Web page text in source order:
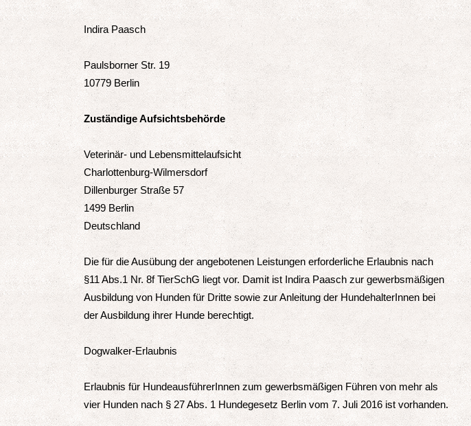
Indira Paasch
Paulsborner Str. 19
10779 Berlin
Zuständige Aufsichtsbehörde
Veterinär- und Lebensmittelaufsicht
Charlottenburg-Wilmersdorf
Dillenburger Straße 57
1499 Berlin
Deutschland
Die für die Ausübung der angebotenen Leistungen erforderliche Erlaubnis nach
§11 Abs.1 Nr. 8f TierSchG liegt vor. Damit ist Indira Paasch zur gewerbsmäßigen
Ausbildung von Hunden für Dritte sowie zur Anleitung der HundehalterInnen bei
der Ausbildung ihrer Hunde berechtigt.
Dogwalker-Erlaubnis
Erlaubnis für HundeausführerInnen zum gewerbsmäßigen Führen von mehr als
vier Hunden nach § 27 Abs. 1 Hundegesetz Berlin vom 7. Juli 2016 ist vorhanden.